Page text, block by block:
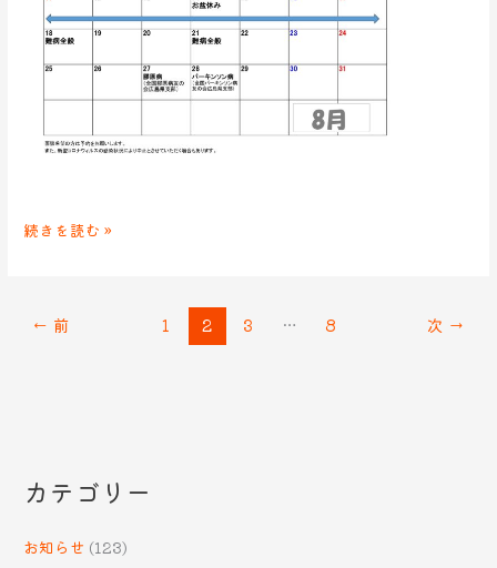
続きを読む »
← 前 1 2 3 … 8 次 →
カテゴリー
お知らせ (123)